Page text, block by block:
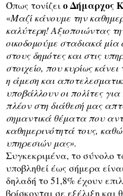
Όπως τονίζειο Δήμαρχος
«Μαζί κάνουμε την
καλύτερη! Αξιοποιώντας
οικοδομούμε σταδιακά
στους δημότες και στις
στοιχείο, που κυρίως
η άμεση και
υποβάλλουν οι πολίτες
πλέον στη διάθεσή μας
σημαντικά θέματα που
καθημερινότητά τους,
υπηρεσιών μας».
Συγκεκριμένα, το σύνολο
υποβληθεί έως σήμερα
δηλαδή το 51,8% έχουν
βρίσκονται σε εξέλιξη